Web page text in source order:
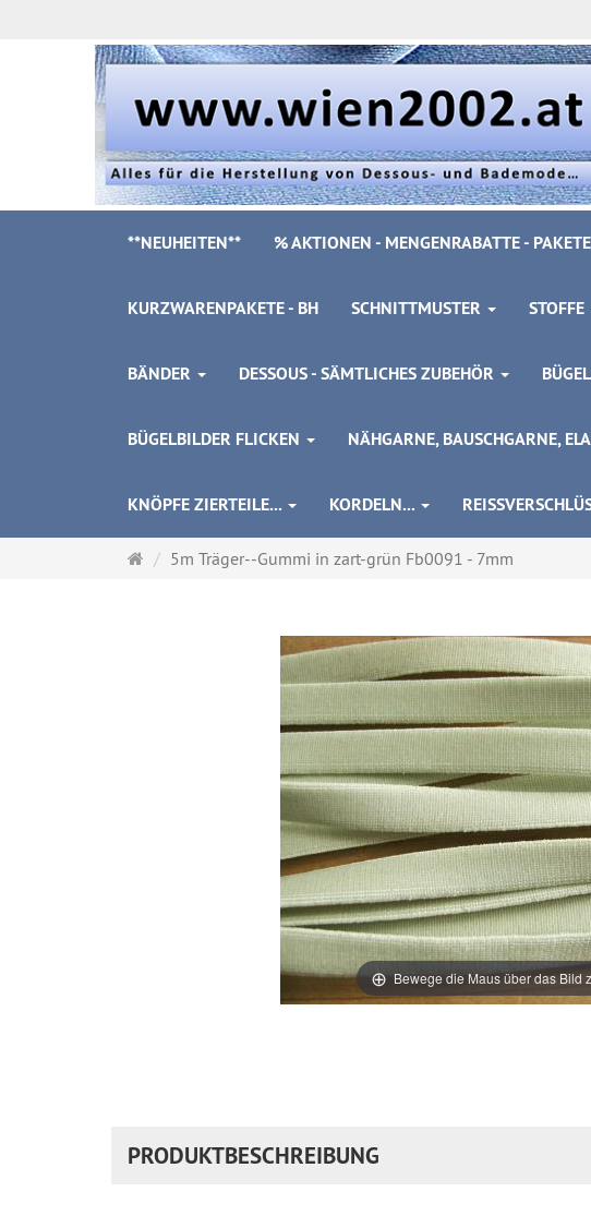
**NEUHEITEN** % AKTIONEN - MENGENRABATTE - PAKETE
KURZWARENPAKETE - BH SCHNITTMUSTER STOFFE
BÄNDER DESSOUS - SÄMTLICHES ZUBEHÖR
BÜGELBILDER FLICKEN NÄHGARNE, BAUSCHGARNE,
KNÖPFE ZIERTEILE... KORDELN...
Startseite
5m Träger--Gummi in zart-grün Fb0091 - 7mm
Bewege die Maus über das Bild
PRODUKTBESCHREIBUNG